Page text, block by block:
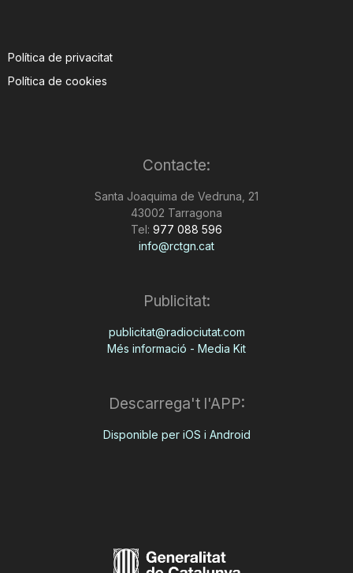
Política de privacitat
Política de cookies
Contacte:
Santa Joaquima de Vedruna, 21
43002 Tarragona
Tel: 977 088 596
info@rctgn.cat
Publicitat:
publicitat@radiociutat.com
Més informació - Media Kit
Descarrega't l'APP:
Disponible per iOS i Android